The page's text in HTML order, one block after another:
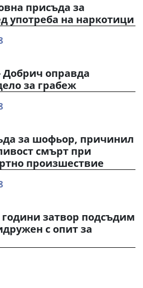
присъда за
употреба на наркотици
оправда
за грабеж
за шофьор, причинил
смърт при
произшествие
затвор подсъдим
с опит за